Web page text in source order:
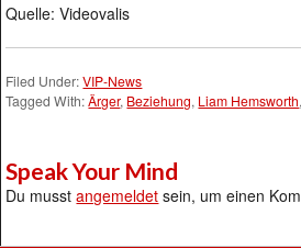
Quelle: Videovalis
Filed Under:VIP-News
Tagged With:Ärger, Beziehung, Liam Hemsworth,
Speak Your Mind
Du musstangemeldet sein, um einen